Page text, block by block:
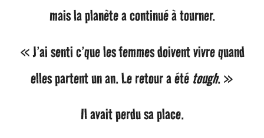
mais la planète a continué à tourner.
« J’ai senti c’que les femmes doivent vivre quand
elles partent un an. Le retour a été tough. »
Il avait perdu sa place.